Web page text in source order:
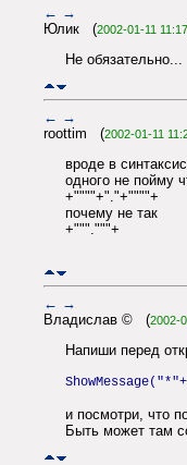
← →
Юлик (2002-01-11 11:17
Не обязательно...
← →
roottim (2002-01-11
вроде в
одного не пойму
+""""+"."+""""+
почему не так
+"""."""+
← →
Владислав © (2002-
Напиши перед
и посмотри, что
Быть может там